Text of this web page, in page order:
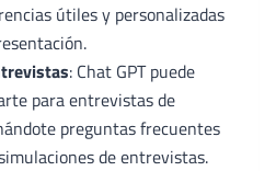
útiles y personalizadas
: Chat GPT puede
para entrevistas de
preguntas frecuentes
de entrevistas.